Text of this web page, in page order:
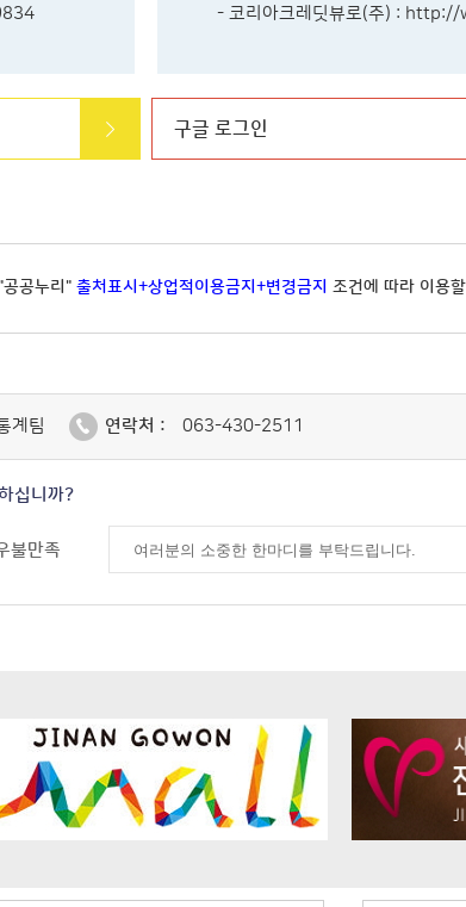
- 코리아크레딧뷰로(주) : http://
구글 로그인
공누리" 출처표시+상업적이용금지+변경금지 조건에 따라 이용
계팀 연락처 : 063-430-2511
십니까?
불만족